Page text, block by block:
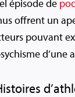
épisode de
offrent un
pouvant
d’une